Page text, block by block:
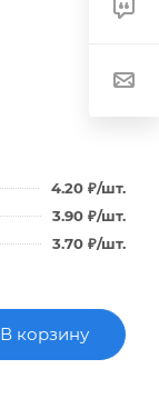
4.20 ₽/шт.
3.90 ₽/шт.
3.70 ₽/шт.
В корзину